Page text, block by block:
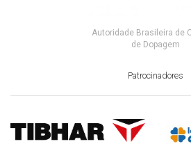
Autoridade Brasileira de
de Dopagem
Patrocinadores